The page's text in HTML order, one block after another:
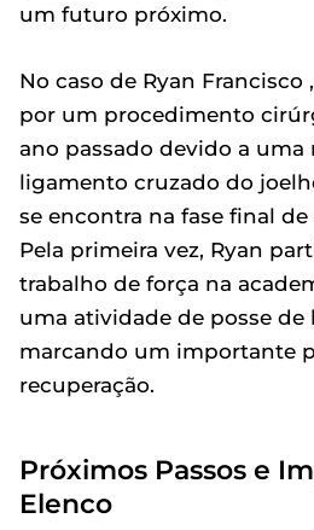
um futuro próximo.
No caso de Ryan Francisco
por um procedimento
ano passado devido a uma
ligamento cruzado do
se encontra na fase final
Pela primeira vez, Ryan
trabalho de força na
uma atividade de posse de
marcando um importante
recuperação.
Próximos Passos e
Elenco